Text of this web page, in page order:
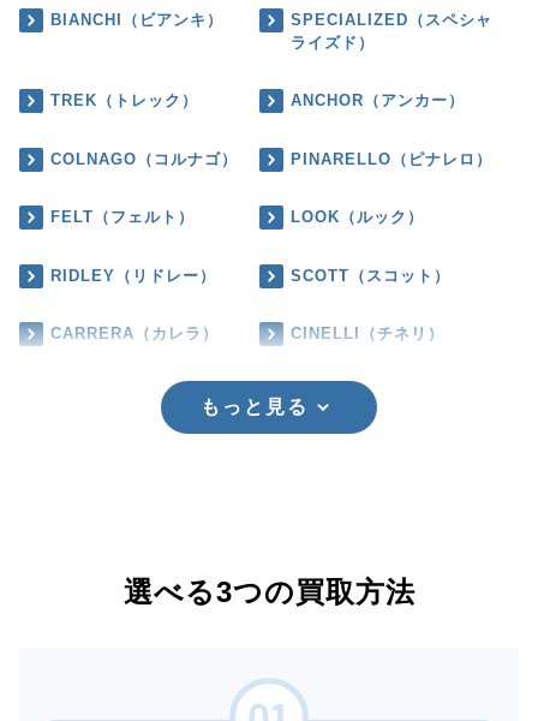
BIANCHI（ビアンキ）
SPECIALIZED（スペシャ
ライズド）
TREK（トレック） ANCHOR（アンカー）
COLNAGO（コルナゴ） PINARELLO（ピナレロ）
FELT（フェルト） LOOK（ルック）
RIDLEY（リドレー） SCOTT（スコット）
CARRERA（カレラ） CINELLI（チネリ）
もっと見る
選べる3つの買取方法